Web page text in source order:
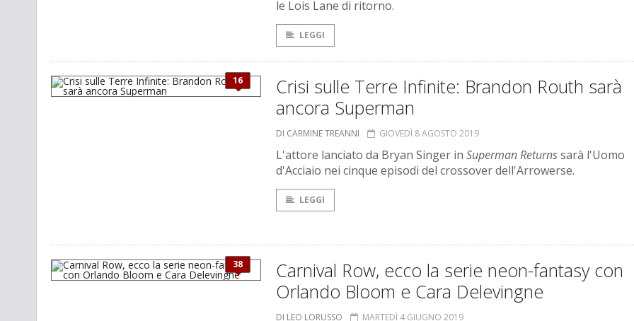
le Lois Lane di ritorno.
LEGGI
16
Crisi sulle Terre Infinite: Brandon Routh sarà
ancora Superman
DI CARMINE TREANNI GIOVEDÌ 8 AGOSTO 2019
L'attore lanciato da Bryan Singer in Superman Returnssarà l'Uomo
d'Acciaio nei cinque episodi del crossover dell'Arrowerse.
LEGGI
38
Carnival Row, ecco la serie neon-fantasy con
Orlando Bloom e Cara Delevingne
DI LEO LORUSSO MARTEDÌ 4 GIUGNO 2019